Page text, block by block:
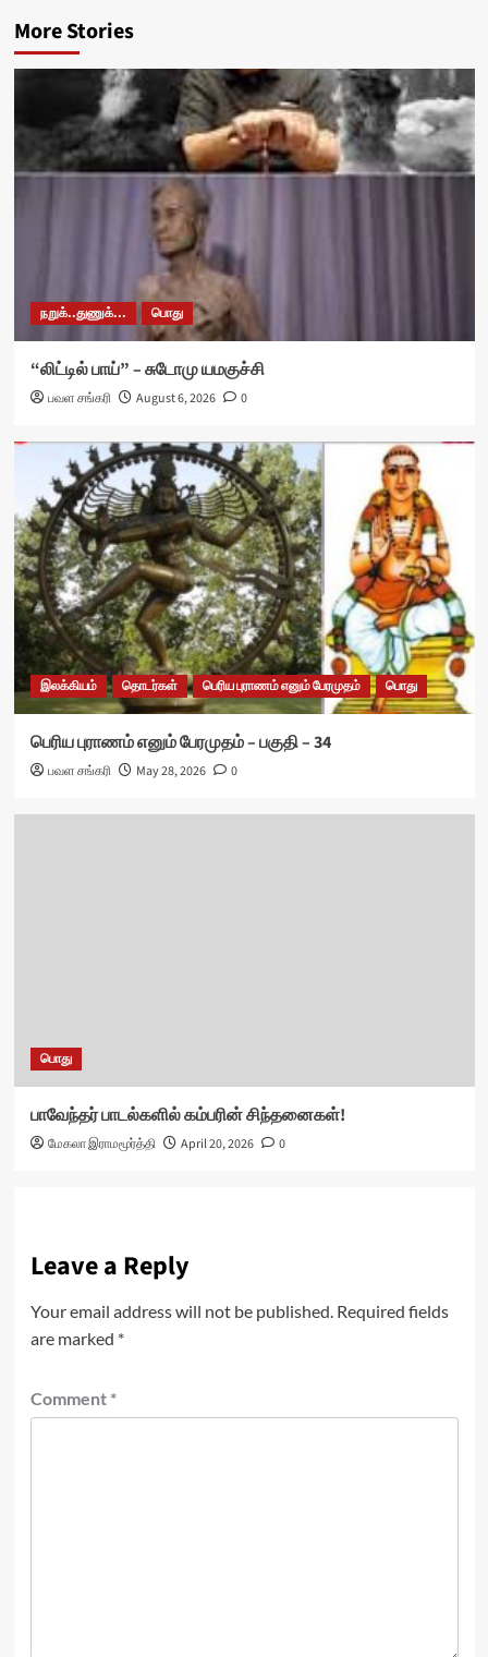
More Stories
நறுக்..துணுக்... பொது
“லிட்டில் பாய்” – சுடோமு யமகுச்சி
பவள சங்கரி August 6, 2026 0
இலக்கியம் தொடர்கள் பெரிய புராணம் எனும் பேரமுதம் பொது
பெரிய புராணம் எனும் பேரமுதம் – பகுதி – 34
பவள சங்கரி May 28, 2026 0
பொது
பாவேந்தர் பாடல்களில் கம்பரின் சிந்தனைகள்!
மேகலா இராமமூர்த்தி April 20, 2026 0
Leave a Reply
Your email address will not be published. Required fields
are marked *
Comment *